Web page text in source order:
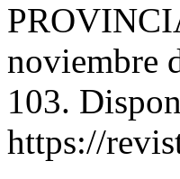
noviembre
103.
https://